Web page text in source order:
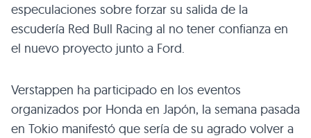
especulaciones sobre forzar su salida de la
escudería Red Bull Racing al no tener confianza en
el nuevo proyecto junto a Ford.
Verstappen ha participado en los eventos
organizados por Honda en Japón, la semana pasada
en Tokio manifestó que sería de su agrado volver a